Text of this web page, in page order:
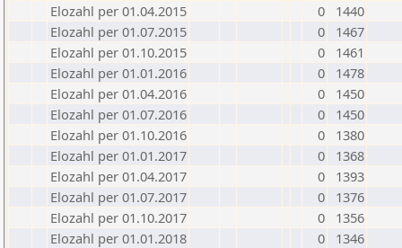
Elozahl per 01.04.2015
0
1440
Elozahl per 01.07.2015
0
1467
Elozahl per 01.10.2015
0
1461
Elozahl per 01.01.2016
0
1478
Elozahl per 01.04.2016
0
1450
Elozahl per 01.07.2016
0
1450
Elozahl per 01.10.2016
0
1380
Elozahl per 01.01.2017
0
1368
Elozahl per 01.04.2017
0
1393
Elozahl per 01.07.2017
0
1376
Elozahl per 01.10.2017
0
1356
Elozahl per 01.01.2018
0
1346